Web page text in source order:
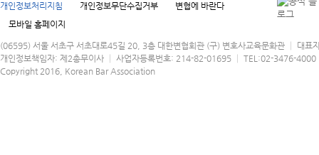
개인정보처리지침 개인정보무단수집거부
변협에 바란다
모바일 홈페이지
(06595) 서울 서초구 서초대로45길 20, 3층 대한변협회관 (구) 변호사교육문화관 │ 대표
개인정보책임자: 제2총무이사 │ 사업자등록번호: 214-82-01695 │ TEL:02-3476-
Copyright 2016, Korean Bar Association